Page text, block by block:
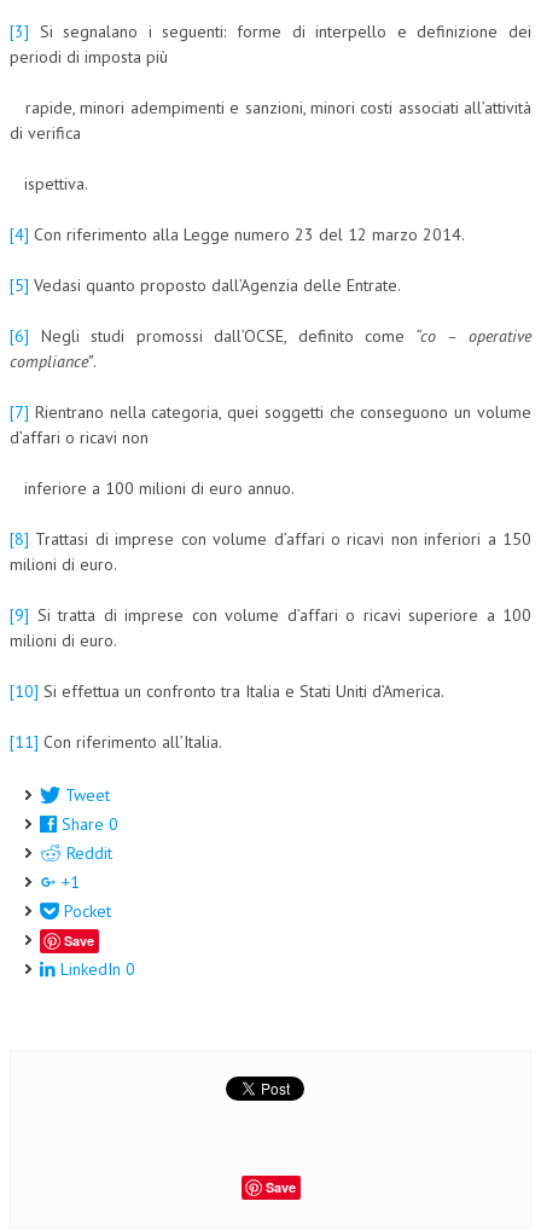
[3] Si segnalano i seguenti: forme di interpello e definizione dei
periodi di imposta più
rapide, minori adempimenti e sanzioni, minori costi associati all’attività
di verifica
ispettiva.
[4] Con riferimento alla Legge numero 23 del 12 marzo 2014.
[5] Vedasi quanto proposto dall’Agenzia delle Entrate.
[6] Negli studi promossi dall’OCSE, definito come “co – operative
compliance”.
[7] Rientrano nella categoria, quei soggetti che conseguono un volume
d’affari o ricavi non
inferiore a 100 milioni di euro annuo.
[8] Trattasi di imprese con volume d’affari o ricavi non inferiori a 150
milioni di euro.
[9] Si tratta di imprese con volume d’affari o ricavi superiore a 100
milioni di euro.
[10] Si effettua un confronto tra Italia e Stati Uniti d’America.
[11] Con riferimento all’Italia.
Tweet
Share 0
Reddit
+1
Pocket
Save
LinkedIn 0
Save